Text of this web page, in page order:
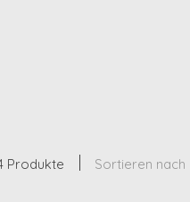
Produkte Sortieren nach